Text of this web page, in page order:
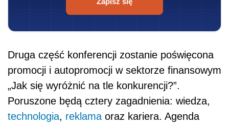
Druga część konferencji zostanie poświęcona
promocji i autopromocji w sektorze finansowym
„Jak się wyróżnić na tle konkurencji?”.
Poruszone będą cztery zagadnienia: wiedza,
technologia, reklama oraz kariera. Agenda